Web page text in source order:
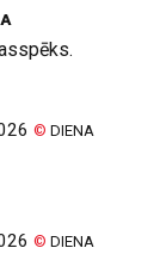
© DIENA
© DIENA